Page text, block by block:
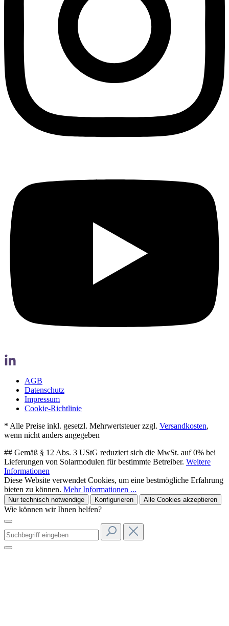
AGB
Datenschutz
Impressum
Cookie-Richtlinie
* Alle Preise inkl. gesetzl. Mehrwertsteuer zzgl. Versandkosten,
wenn nicht anders angegeben
## Gemäß § 12 Abs. 3 UStG reduziert sich die MwSt. auf 0% bei
Lieferungen von Solarmodulen für bestimmte Betreiber. Weitere
Informationen
Diese Website verwendet Cookies, um eine bestmögliche Erfahrung
bieten zu können. Mehr Informationen ...
Nur technisch notwendige Konfigurieren Alle Cookies akzeptieren
Wie können wir Ihnen helfen?